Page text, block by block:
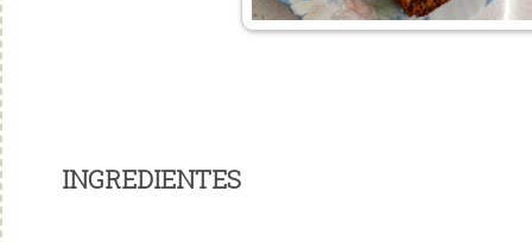
INGREDIENTES